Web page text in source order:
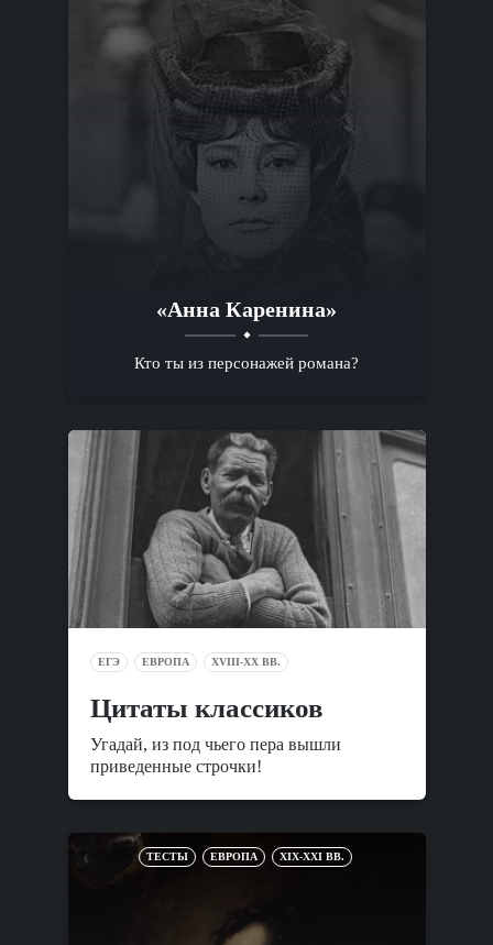
«Анна Каренина»
Кто ты из персонажей романа?
ЕГЭ ЕВРОПА XVIII-XX ВВ.
Цитаты классиков
Угадай, из под чьего пера вышли
приведенные строчки!
ТЕСТЫ ЕВРОПА XIX-XXI ВВ.